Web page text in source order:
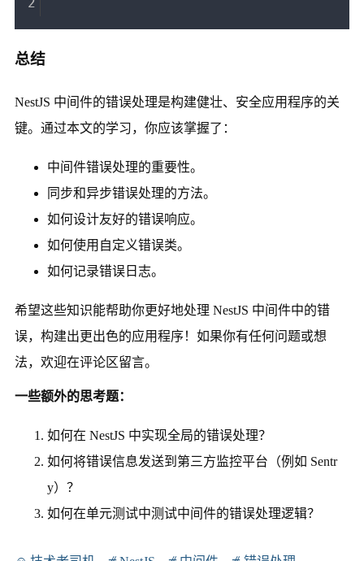
总结
NestJS 中间件的错误处理是构建健壮、安全应用程序的关
键。通过本文的学习，你应该掌握了：
中间件错误处理的重要性。
同步和异步错误处理的方法。
如何设计友好的错误响应。
如何使用自定义错误类。
如何记录错误日志。
希望这些知识能帮助你更好地处理 NestJS 中间件中的错
误，构建出更出色的应用程序！如果你有任何问题或想
法，欢迎在评论区留言。
一些额外的思考题：
如何在 NestJS 中实现全局的错误处理？
如何将错误信息发送到第三方监控平台（例如 Sentr
y）？
如何在单元测试中测试中间件的错误处理逻辑？